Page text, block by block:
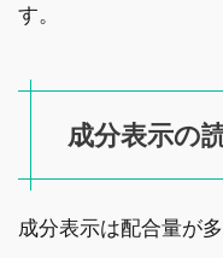
す。
成分表示の
成分表示は配合量が